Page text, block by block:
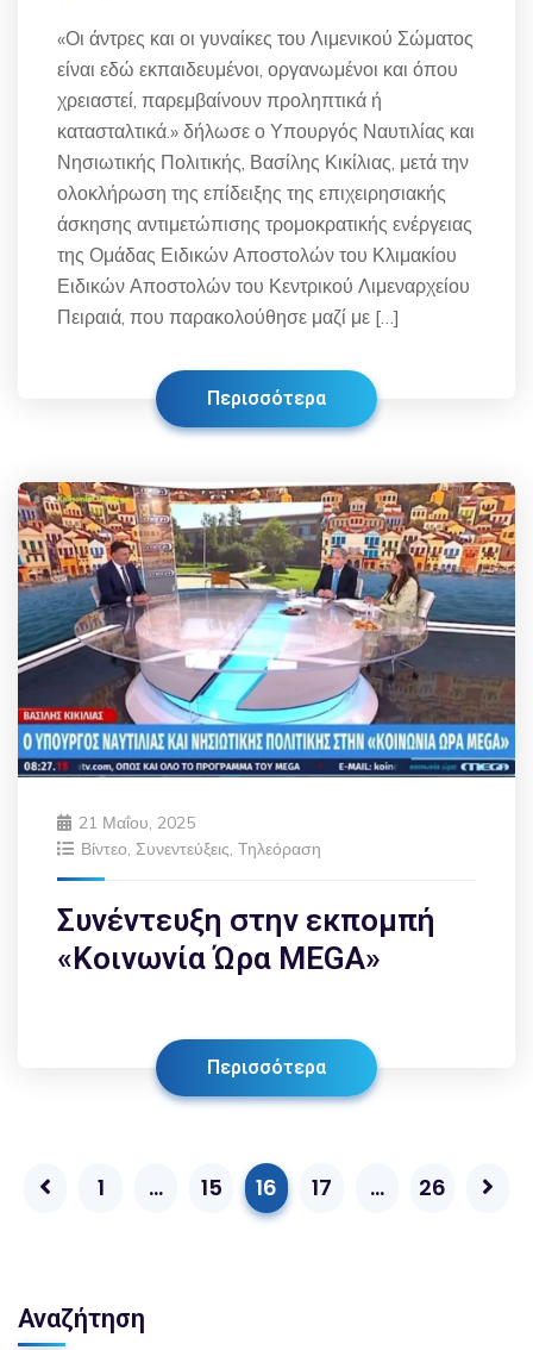
«Οι άντρες και οι γυναίκες του Λιμενικού Σώματος
είναι εδώ εκπαιδευμένοι, οργανωμένοι και όπου
χρειαστεί, παρεμβαίνουν προληπτικά ή
κατασταλτικά.» δήλωσε ο Υπουργός Ναυτιλίας και
Νησιωτικής Πολιτικής, Βασίλης Κικίλιας, μετά την
ολοκλήρωση της επίδειξης της επιχειρησιακής
άσκησης αντιμετώπισης τρομοκρατικής ενέργειας
της Ομάδας Ειδικών Αποστολών του Κλιμακίου
Ειδικών Αποστολών του Κεντρικού Λιμεναρχείου
Πειραιά, που παρακολούθησε μαζί με […]
Περισσότερα
21 Μαΐου, 2025
Βίντεο, Συνεντεύξεις, Τηλεόραση
Συνέντευξη στην εκπομπή
«Κοινωνία Ώρα MEGA»
Περισσότερα
1 … 15 16 17 … 26
Αναζήτηση